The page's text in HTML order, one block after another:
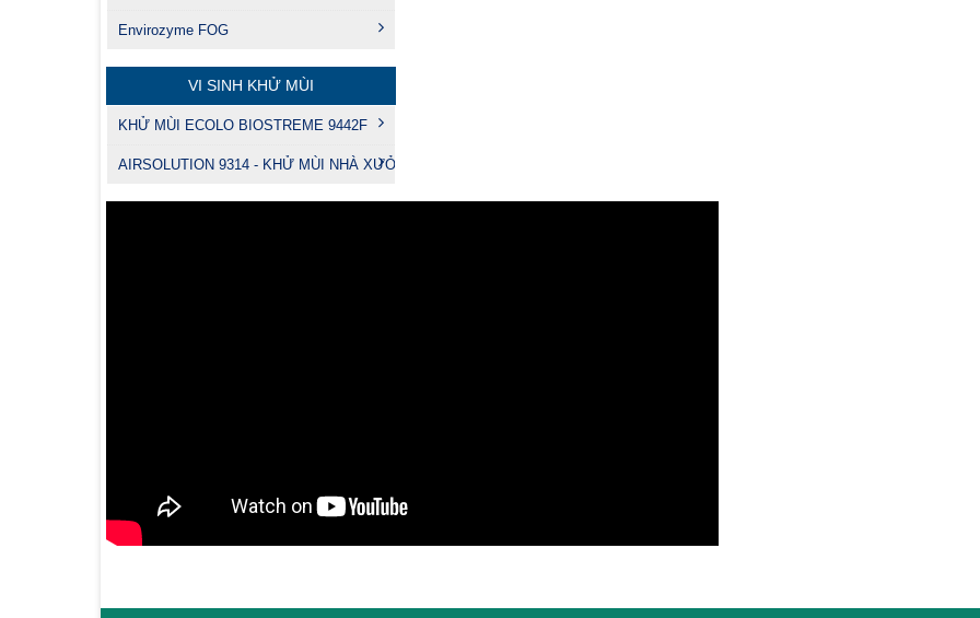
Envirozyme FOG
VI SINH KHỬ MÙI
KHỬ MÙI ECOLO BIOSTREME 9442F
AIRSOLUTION 9314 - KHỬ MÙI NHÀ XƯỞNG